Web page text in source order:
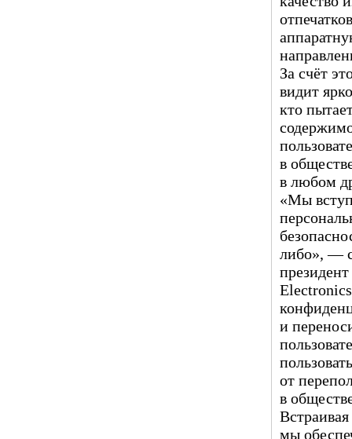
За счёт
видит
кто
в
в любом
«Мы
либо», —
и
от
в
мы